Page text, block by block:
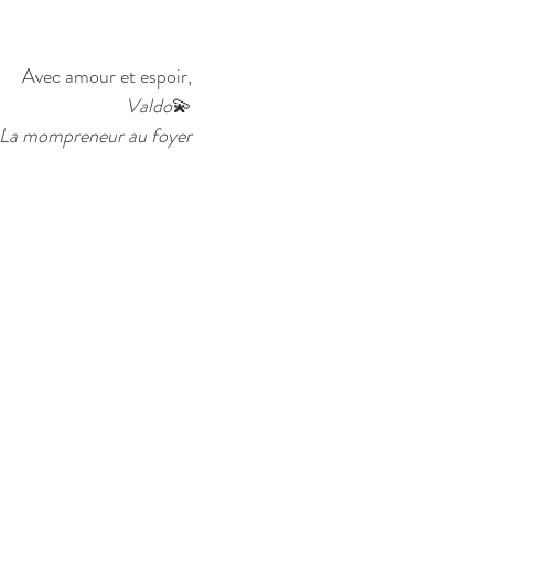
Avec amour et espoir,
Valdo💫
La mompreneur au foyer